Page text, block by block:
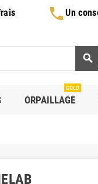
frais phoneUn
search
ORPAILLAGE
GOLD